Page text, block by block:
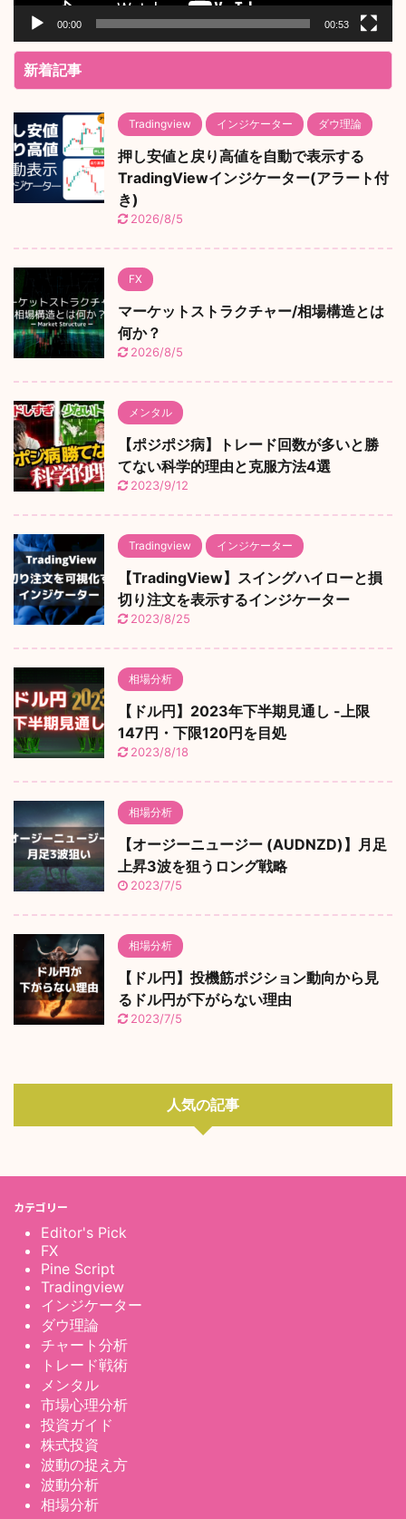
00:00 00:53
新着記事
Tradingview インジケーター ダウ理論
押し安値と戻り高値を自動で表示する
TradingViewインジケーター(アラート付
き)
2026/8/5
FX
マーケットストラクチャー/相場構造とは
何か？
2026/8/5
メンタル
【ポジポジ病】トレード回数が多いと勝
てない科学的理由と克服方法4選
2023/9/12
Tradingview インジケーター
【TradingView】スイングハイローと損
切り注文を表示するインジケーター
2023/8/25
相場分析
【ドル円】2023年下半期見通し -上限
147円・下限120円を目処
2023/8/18
相場分析
【オージーニュージー (AUDNZD)】月足
上昇3波を狙うロング戦略
2023/7/5
相場分析
【ドル円】投機筋ポジション動向から見
るドル円が下がらない理由
2023/7/5
人気の記事
カテゴリー
Editor's Pick
FX
Pine Script
Tradingview
インジケーター
ダウ理論
チャート分析
トレード戦術
メンタル
市場心理分析
投資ガイド
株式投資
波動の捉え方
波動分析
相場分析